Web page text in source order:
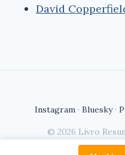
David
Instagram · Bluesky·
© 2026 Livro